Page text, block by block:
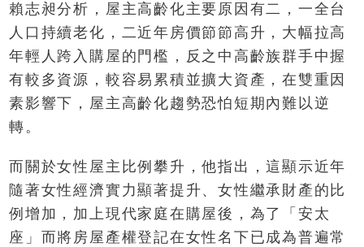
賴志昶分析，屋主高齡化主要原因有二，一全台
人口持續老化，二近年房價節節高升，大幅拉高
年輕人跨入購屋的門檻，反之中高齡族群手中握
有較多資源，較容易累積並擴大資產，在雙重因
素影響下，屋主高齡化趨勢恐怕短期內難以逆
轉。
而關於女性屋主比例攀升，他指出，這顯示近年
隨著女性經濟實力顯著提升、女性繼承財產的比
例增加，加上現代家庭在購屋後，為了「安太
座」而將房屋產權登記在女性名下已成為普遍常